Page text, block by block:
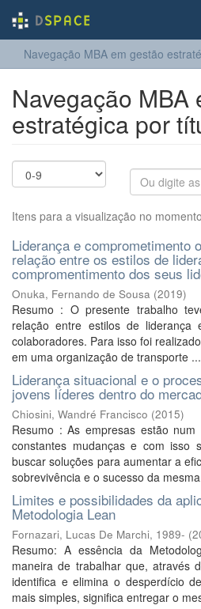
Navegação MBA em gestão
Navegação MBA
estratégica por
Itens para a visualização no
Liderança e comprometimento
relação entre os estilos de
compromentimento dos seus
Onuka, Fernando de Sousa (2019)
Resumo : O presente trabalho
relação entre estilos de liderança
colaboradores. Para isso foi
em uma organização de transporte ...
Liderança situacional e o
jovens líderes dentro do
Chiosini, Wandré Francisco (2015)
Resumo : As empresas estão
constantes mudanças e com isso
buscar soluções para aumentar a
sobrevivência e o sucesso da
Limites e possibilidades da
Metodologia Lean
Fornazari, Lucas De Marchi, 1989- (
Resumo: A essência da
maneira de trabalhar que, através
identifica e elimina o desperdício
mais simples, significa entregar o